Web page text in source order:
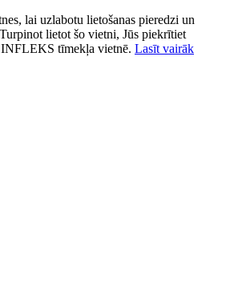
lai uzlabotu lietošanas pieredzi un
lietot šo vietni, Jūs piekrītiet
tīmekļa vietnē. Lasīt vairāk